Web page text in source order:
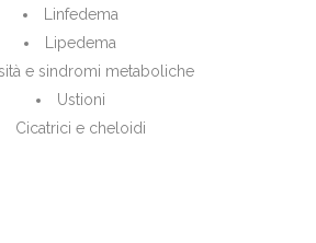
Linfedema
Lipedema
e sindromi metaboliche
Ustioni
Cicatrici e cheloidi